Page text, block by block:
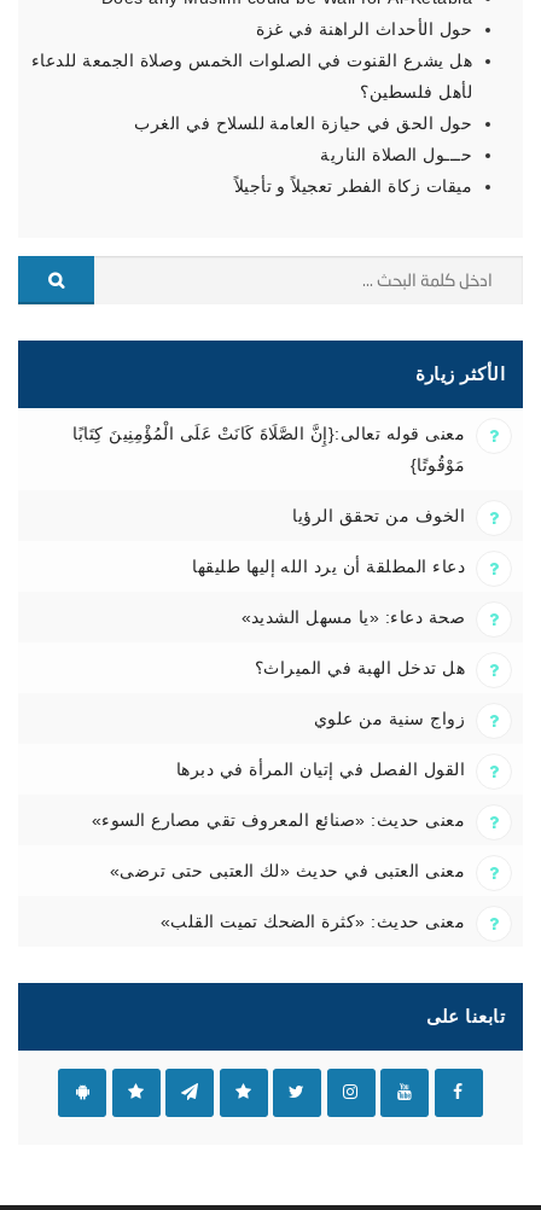
حول الأحداث الراهنة في غزة
هل يشرع القنوت في الصلوات الخمس وصلاة الجمعة للدعاء
لأهل فلسطين؟
حول الحق في حيازة العامة للسلاح في الغرب
حـــول الصلاة النارية
ميقات زكاة الفطر تعجيلاً و تأجيلاً
الأكثر زيارة
معنى قوله تعالى:{إِنَّ الصَّلَاةَ كَانَتْ عَلَى الْمُؤْمِنِينَ كِتَابًا
مَوْقُوتًا}
الخوف من تحقق الرؤيا
دعاء المطلقة أن يرد الله إليها طليقها
صحة دعاء: «يا مسهل الشديد»
هل تدخل الهبة في الميراث؟
زواج سنية من علوي
القول الفصل في إتيان المرأة في دبرها
معنى حديث: «صنائع المعروف تقي مصارع السوء»
معنى العتبى في حديث «لك العتبى حتى ترضى»
معنى حديث: «كثرة الضحك تميت القلب»
تابعنا على